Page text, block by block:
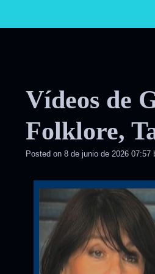
Vídeos de
Folklore,
Posted on 8 de junio de 2026 07:57